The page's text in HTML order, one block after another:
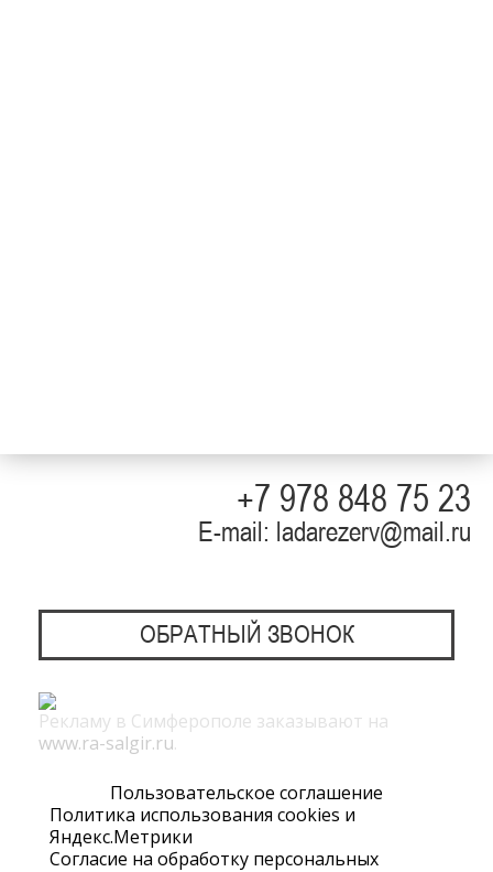
+7 978 848 75 23
E-mail: ladarezerv@mail.ru
ОБРАТНЫЙ ЗВОНОК
Рекламу в Симферополе заказывают на
www.ra-salgir.ru.
Пользовательское соглашение
Политика использования cookies и
Яндекс.Метрики
Согласие на обработку персональных